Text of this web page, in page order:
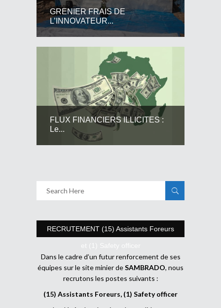
GRENIER FRAIS DE
L’INNOVATEUR...
FLUX FINANCIERS ILLICITES :
Le...
RECRUTEMENT (15) Assistants Foreurs
et (1) Safety officer
Dans le cadre d’un futur renforcement de ses
équipes sur le site minier deSAMBRADO, nous
recrutons les postes suivants :
(15) Assistants Foreurs, (1) Safety officer